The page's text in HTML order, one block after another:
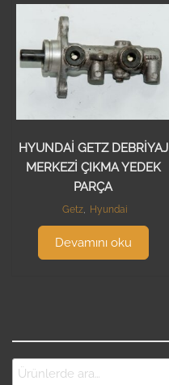
HYUNDAİ GETZ DEBRİYAJ
MERKEZİ ÇIKMA YEDEK
PARÇA
Getz, Hyundai
Devamını oku